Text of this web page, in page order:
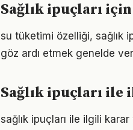
Sağlık ipuçları
su tüketimi özelliği, sağlık
göz ardı etmek genelde
Sağlık ipuçları
sağlık ipuçları ile ilgili